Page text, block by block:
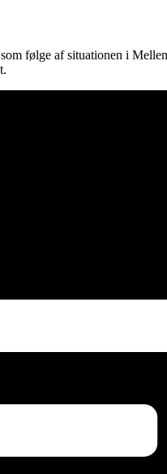
følge af situationen i